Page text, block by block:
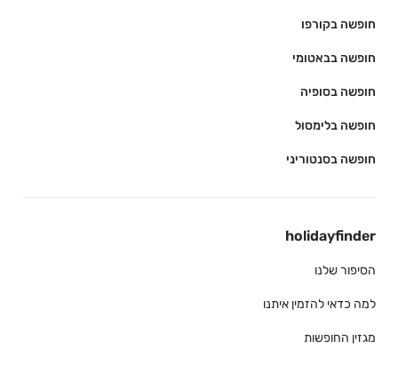
חופשה בקורפו
חופשה בבאטומי
חופשה בסופיה
חופשה בלימסול
חופשה בסנטוריני
holidayfinder
הסיפור שלנו
למה כדאי להזמין איתנו
מגזין החופשות